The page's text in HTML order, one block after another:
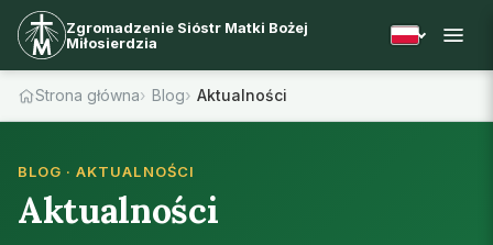
Zgromadzenie Sióstr Matki Bożej
Miłosierdzia
Strona główna Blog Aktualności
BLOG · AKTUALNOŚCI
Aktualności